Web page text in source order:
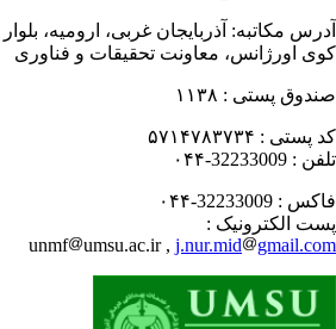
مکاتبه:آذربایجان غربی، ارومیه، بلوار
اورژانس، معاونت تحقیقات و فناوری
پستی : ۱۱۳۸
پستی : ۵۷۱۴۷۸۳۷۳۴
: 32233009-۰۴۴
: 32233009-۰۴۴
الکترونیک :
unmf
umsu.ac.ir ,j.nur.mid